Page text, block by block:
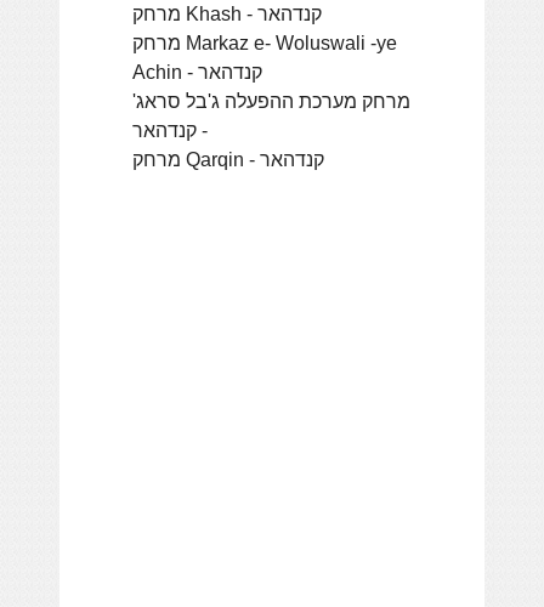
מרחק Khash - קנדהאר
מרחק Markaz e- Woluswali -ye
Achin - קנדהאר
מרחק מערכת ההפעלה ג'בל סראג'
- קנדהאר
מרחק Qarqin - קנדהאר